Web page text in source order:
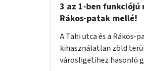
3 az 1-ben
Rákos-patak mellé!
A Tahi utca és a Rákos-
kihasználatlan zöld
városligetihez hasonló